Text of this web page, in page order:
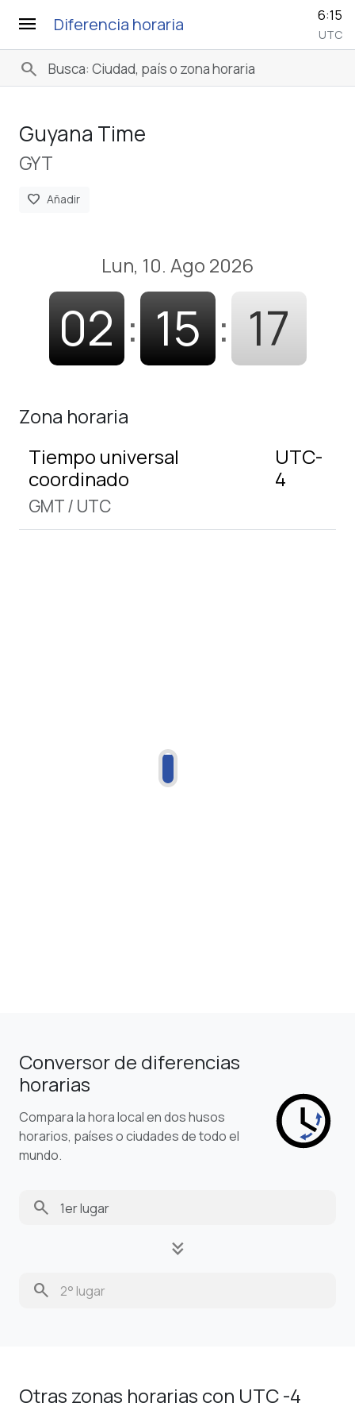
menu Diferencia horaria 6:15
UTC
search
Guyana Time
GYT
favorite Añadir
Lun, 10. Ago 2026
02 : 15 : 18
Zona horaria
Tiempo universal
coordinado
GMT/ UTC
UTC-
4
Conversor de diferencias
horarias
Compara la hora local en dos husos
horarios, países o ciudades de todo el
mundo.
search
keyboard_double_arrow_down
search
Otras zonas horarias con UTC -4